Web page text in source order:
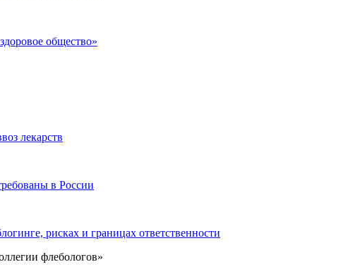
общество»
лекарств
в России
рисках и границах ответственности